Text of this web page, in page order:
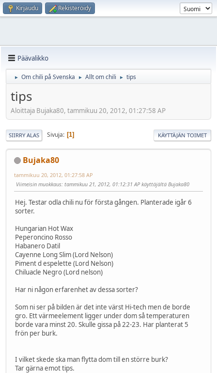
Kirjaudu Rekisteröidy
Päävalikko
► Om chili på Svenska ► Allt om chili ► tips
tips
Aloittaja Bujaka80, tammikuu 20, 2012, 01:27:58 AP
SIIRRY ALAS Sivuja 1 KÄYTTÄJÄN TOIMET
Bujaka80
tammikuu 20, 2012, 01:27:58 AP
Viimeisin muokkaus: tammikuu 21, 2012, 01:12:31 AP käyttäjältä Bujaka80
Hej. Testar odla chili nu för första gången. Planterade igår 6
sorter.
Hungarian Hot Wax
Peperoncino Rosso
Habanero Datil
Cayenne Long Slim (Lord Nelson)
Piment d espelette (Lord Nelson)
Chiluacle Negro (Lord nelson)
Har ni någon erfarenhet av dessa sorter?
Som ni ser på bilden är det inte värst Hi-tech men de borde
gro. Ett värmeelement ligger under dom så temperaturen
borde vara minst 20. Skulle gissa på 22-23. Har planterat 5
frön per burk.
I vilket skede ska man flytta dom till en större burk?
Tar gärna emot tips.